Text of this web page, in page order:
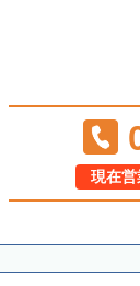
現在営